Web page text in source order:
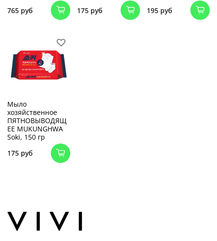
765 руб
175 руб 195 руб
Мыло
хозяйственное
ПЯТНОВЫВОДЯЩ
ЕЕ MUKUNGHWA
Soki, 150 гр
175 руб